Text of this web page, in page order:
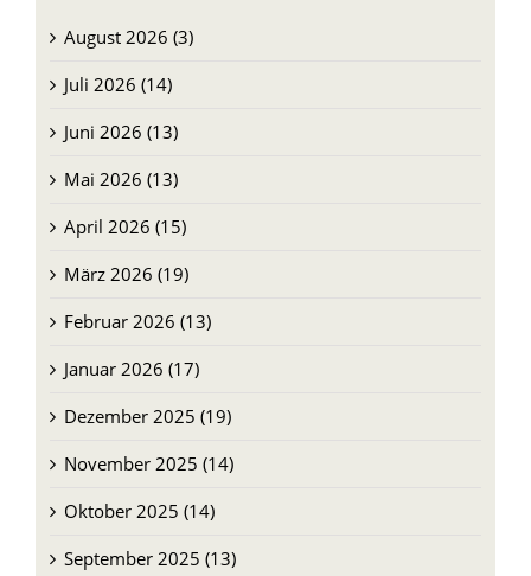
August 2026 (3)
Juli 2026 (14)
Juni 2026 (13)
Mai 2026 (13)
April 2026 (15)
März 2026 (19)
Februar 2026 (13)
Januar 2026 (17)
Dezember 2025 (19)
November 2025 (14)
Oktober 2025 (14)
September 2025 (13)